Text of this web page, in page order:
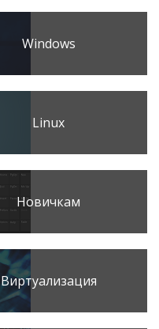
Windows
Linux
Новичкам
Виртуализация